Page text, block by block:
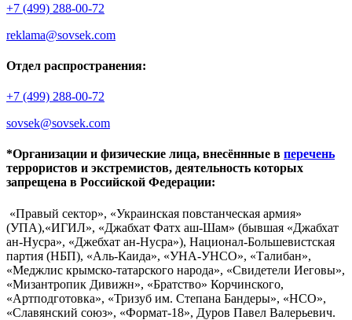
+7 (499) 288-00-72
reklama@sovsek.com
Отдел распространения:
+7 (499) 288-00-72
sovsek@sovsek.com
*Организации и физические лица, внесённные в перечень
террористов и экстремистов, деятельность которых
запрещена в Российской Федерации:
«Правый сектор», «Украинская повстанческая армия»
(УПА),«ИГИЛ», «Джабхат Фатх аш-Шам» (бывшая «Джабхат
ан-Нусра», «Джебхат ан-Нусра»), Национал-Большевистская
партия (НБП), «Аль-Каида», «УНА-УНСО», «Талибан»,
«Меджлис крымско-татарского народа», «Свидетели Иеговы»,
«Мизантропик Дивижн», «Братство» Корчинского,
«Артподготовка», «Тризуб им. Степана Бандеры», «НСО»,
«Славянский союз», «Формат-18», Дуров Павел Валерьевич.